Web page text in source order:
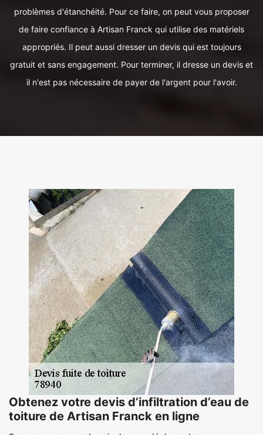
problèmes d'étanchéité. Pour ce faire, on peut vous proposer
de faire confiance à Artisan Franck qui utilise des matériels
appropriés. Il peut aussi dresser un devis qui est toujours
gratuit et sans engagement. Pour terminer, il dresse un devis et
il n'est pas nécessaire de payer de l'argent pour l'avoir.
Obtenez votre devis d’infiltration d’eau de
toiture de Artisan Franck en ligne